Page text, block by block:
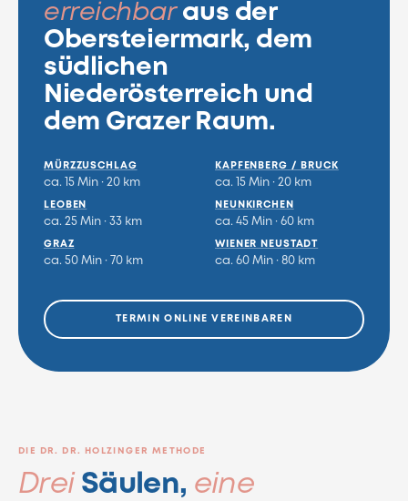
erreichbaraus der
Obersteiermark, dem
südlichen
Niederösterreich und
dem Grazer Raum.
MÜRZZUSCHLAG
ca. 15 Min · 20 km
KAPFENBERG / BRUCK
ca. 15 Min · 20 km
LEOBEN
ca. 25 Min · 33 km
NEUNKIRCHEN
ca. 45 Min · 60 km
GRAZ
ca. 50 Min · 70 km
WIENER NEUSTADT
ca. 60 Min · 80 km
TERMIN ONLINE VEREINBAREN
DIE DR. DR. HOLZINGER METHODE
Drei Säulen, eine